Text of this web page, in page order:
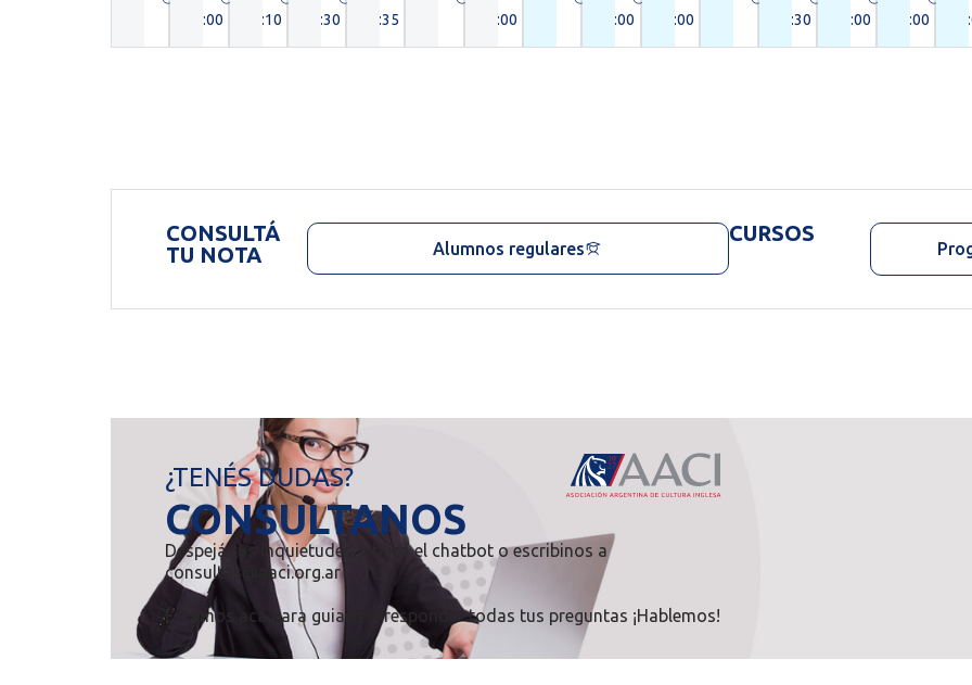
19:00
20:10
16:30
21:35
20:00
10:00
20:00
21:30
10:00
21:00
CONSULTÁ
TU NOTA
Alumnos regulares
CURSOS
¿TENÉS DUDAS?
CONSULTANOS
Despejá tus inquietudes. Utilizá el chatbot o escribinos a
consultas@aaci.org.ar
Estamos acá para guiarte y responder todas tus preguntas ¡Hablemos!